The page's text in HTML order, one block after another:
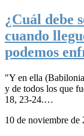
¿Cuál debe
cuando
podemos
"Y en ella
y de todos los que
18, 23-24.…
10 de noviembre de